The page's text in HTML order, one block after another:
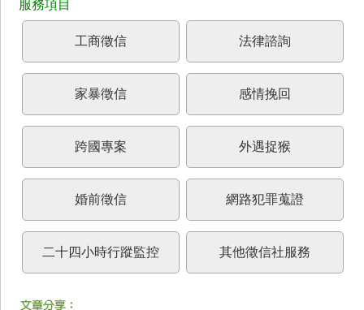
工商徵信 法律諮詢
家暴徵信 感情挽回
跨國專案 外遇捉猴
婚前徵信 網路犯罪蒐證
二十四小時行蹤監控 其他徵信社服務